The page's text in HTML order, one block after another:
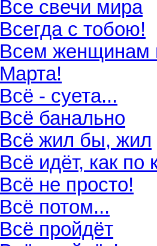
Все свечи мира
Всегда с тобою!
Всем женщинам
Марта!
Всё - суета...
Всё банально
Всё жил бы, жил
Всё идёт, как по
Всё не просто!
Всё потом...
Всё пройдёт